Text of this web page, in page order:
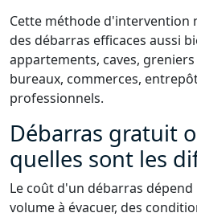
Cette méthode d'intervention
des débarras efficaces aussi
appartements, caves,
bureaux, commerces,
professionnels.
Débarras gratuit
quelles sont les
Le coût d'un débarras
volume à évacuer, des